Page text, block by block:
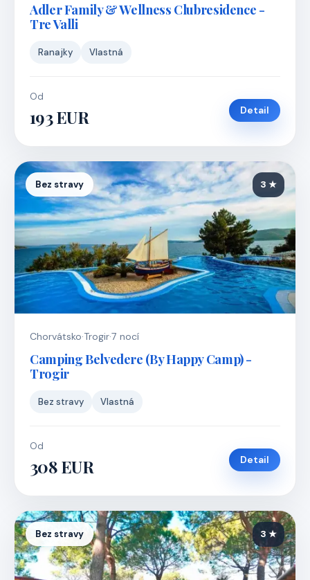
Adler Family & Wellness Clubresidence -
Tre Valli
Ranajky Vlastná
Od
193 EUR Detail
Bez stravy 3 ★
Chorvátsko·Trogir·7 nocí
Camping Belvedere (By Happy Camp) -
Trogir
Bez stravy Vlastná
Od
308 EUR Detail
Bez stravy 3 ★